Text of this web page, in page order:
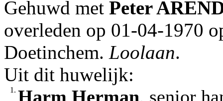
Gehuwd met Peter
overleden op 01-04-1970
Doetinchem. Loolaan.
Uit dit huwelijk:
1. Harm Herman, senior